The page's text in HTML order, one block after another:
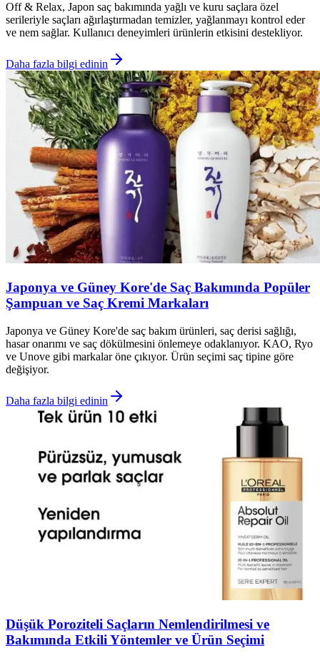
Off & Relax, Japon saç bakımında yağlı ve kuru saçlara özel
serileriyle saçları ağırlaştırmadan temizler, yağlanmayı kontrol eder
ve nem sağlar. Kullanıcı deneyimleri ürünlerin etkisini destekliyor.
Daha fazla bilgi edinin
Japonya ve Güney Kore'de Saç Bakımında Popüler
Şampuan ve Saç Kremi Markaları
Japonya ve Güney Kore'de saç bakım ürünleri, saç derisi sağlığı,
hasar onarımı ve saç dökülmesini önlemeye odaklanıyor. KAO, Ryo
ve Unove gibi markalar öne çıkıyor. Ürün seçimi saç tipine göre
değişiyor.
Daha fazla bilgi edinin
Düşük Poroziteli Saçların Nemlendirilmesi ve
Bakımında Etkili Yöntemler ve Ürün Seçimi